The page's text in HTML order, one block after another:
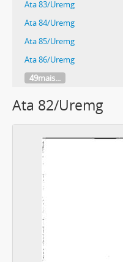
Ata 83/Uremg
Ata 84/Uremg
Ata 85/Uremg
Ata 86/Uremg
49mais...
Ata 82/Uremg